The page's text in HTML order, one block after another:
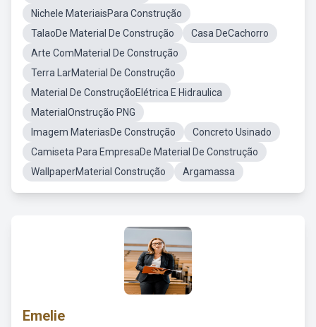
Nichele MateriaisPara Construção
TalaoDe Material De Construção
Casa DeCachorro
Arte ComMaterial De Construção
Terra LarMaterial De Construção
Material De ConstruçãoElétrica E Hidraulica
MaterialOnstrução PNG
Imagem MateriasDe Construção
Concreto Usinado
Camiseta Para EmpresaDe Material De Construção
WallpaperMaterial Construção
Argamassa
Emelie